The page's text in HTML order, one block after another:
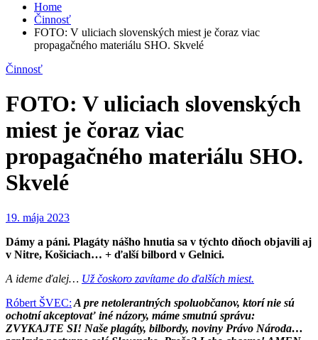
Home
Činnosť
FOTO: V uliciach slovenských miest je čoraz viac
propagačného materiálu SHO. Skvelé
Činnosť
FOTO: V uliciach slovenských
miest je čoraz viac
propagačného materiálu SHO.
Skvelé
19. mája 2023
Dámy a páni. Plagáty nášho hnutia sa v týchto dňoch objavili aj
v Nitre, Košiciach… + ďalší bilbord v Gelnici.
A ideme ďalej… Už čoskoro zavítame do ďalších miest.
Róbert ŠVEC: A pre netolerantných spoluobčanov, ktorí nie sú
ochotní akceptovať iné názory, máme smutnú správu:
ZVYKAJTE SI! Naše plagáty, bilbordy, noviny Právo Národa…